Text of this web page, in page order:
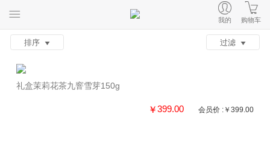
我的 购物车
排序 过滤
礼盒茉莉花茶九窨雪芽150g
￥399.00 会员价 :￥399.00